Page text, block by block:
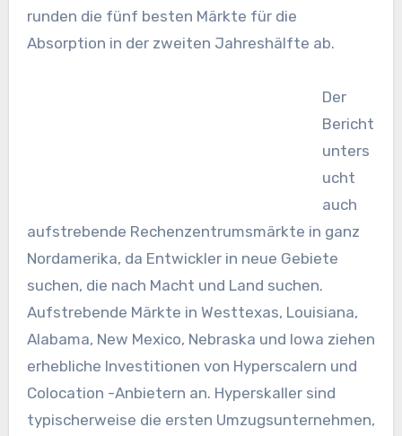
runden die fünf besten Märkte für die
Absorption in der zweiten Jahreshälfte ab.
Der
Bericht
unters
ucht
auch
aufstrebende Rechenzentrumsmärkte in ganz
Nordamerika, da Entwickler in neue Gebiete
suchen, die nach Macht und Land suchen.
Aufstrebende Märkte in Westtexas, Louisiana,
Alabama, New Mexico, Nebraska und Iowa ziehen
erhebliche Investitionen von Hyperscalern und
Colocation -Anbietern an. Hyperskaller sind
typischerweise die ersten Umzugsunternehmen,